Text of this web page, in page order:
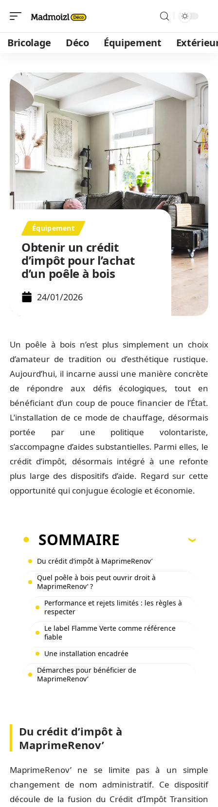
Bricolage Déco Équipement
Équipement
Obtenir un crédit
d’impôt pour l’achat
d’un poêle à bois
24/01/2026
Un poêle à bois n’est plus simplement un choix
d’amateur de tradition ou d’esthétique rustique.
Aujourd’hui, il incarne aussi une manière concrète
de répondre aux défis écologiques, tout en
bénéficiant d’un coup de pouce financier de l’État.
L’installation de ce mode de chauffage, désormais
portée par une politique volontariste,
s’accompagne d’aides substantielles. Parmi elles, le
crédit d’impôt, désormais intégré à une refonte
plus large des dispositifs d’aide. Regard sur cette
opportunité qui conjugue écologie et économie.
SOMMAIRE
Du crédit d’impôt à MaprimeRenov’
Quel poêle à bois peut ouvrir droit à
MaprimeRenov’ ?
Performance et rejets limités : les règles à
respecter
Le label Flamme Verte comme référence
fiable
Une installation encadrée
Démarches pour bénéficier de
MaprimeRenov’
Du crédit d’impôt à
MaprimeRenov’
MaprimeRenov’ ne se limite pas à un simple
changement de nom administratif. Ce dispositif
découle de la fusion du Crédit d’Impôt Transition